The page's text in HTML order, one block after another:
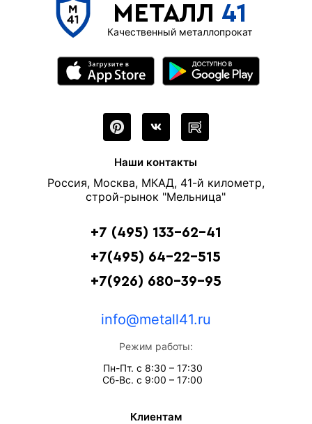
МЕТАЛЛ 41
Качественный металлопрокат
Наши контакты
Россия, Москва, МКАД, 41-й километр,
строй-рынок "Мельница"
+7 (495) 133-62-41
+7(495) 64-22-515
+7(926) 680-39-95
info@metall41.ru
Режим работы:
Пн-Пт. с 8:30 – 17:30
Сб-Вс. с 9:00 – 17:00
Клиентам